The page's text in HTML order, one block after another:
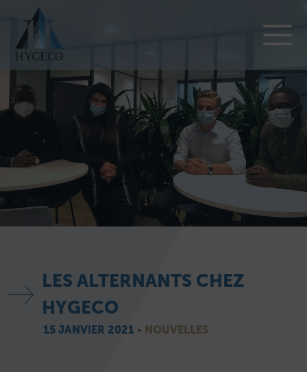
LES ALTERNANTS CHEZ
HYGECO
15 JANVIER 2021 - NOUVELLES